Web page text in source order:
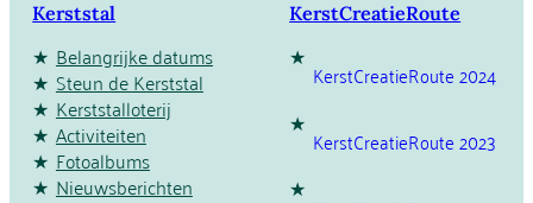
Kerststal
Belangrijke datums
Steun de Kerststal
Kerststalloterij
Activiteiten
Fotoalbums
Nieuwsberichten
KerstCreatieRoute
KerstCreatieRoute 2024
KerstCreatieRoute 2023